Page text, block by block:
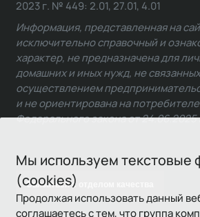
Мы используем текстовые
(cookies)
Продолжая использовать данный
соглашаетесь с тем, что группа
Связаться с отделом качества
2023 г. № 449: 2.01, 27.01, 4.01
Информация, представленная на
исключительно справочный и
характер, не предназначена для
домашних и иных нужд, не
осуществлением
и не ориентирована на
Федерального закона от